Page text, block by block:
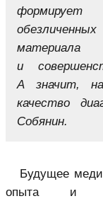
формирует
материала
и
А значит,
качество
Собянин.
Будущее
опыта и